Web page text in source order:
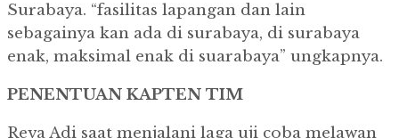
Surabaya. “fasilitas lapangan dan lain
sebagainya kan ada di surabaya, di surabaya
enak, maksimal enak di suarabaya” ungkapnya.
PENENTUAN KAPTEN TIM
Reva Adi saat menjalani laga uji coba melawan